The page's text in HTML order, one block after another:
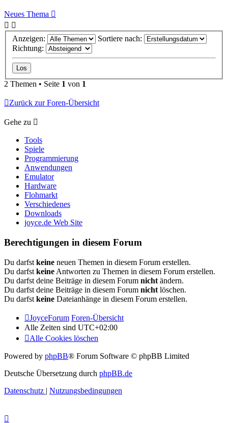
Neues Thema
Anzeigen:
Sortiere nach:
Richtung:
2 Themen • Seite 1 von 1
Zurück zur Foren-Übersicht
Gehe zu
Tools
Spiele
Programmierung
Anwendungen
Emulator
Hardware
Flohmarkt
Verschiedenes
Downloads
joyce.de Web Site
Berechtigungen in diesem Forum
Du darfst keine neuen Themen in diesem Forum erstellen.
Du darfst keine Antworten zu Themen in diesem Forum erstellen.
Du darfst deine Beiträge in diesem Forum nicht ändern.
Du darfst deine Beiträge in diesem Forum nicht löschen.
Du darfst keine Dateianhänge in diesem Forum erstellen.
JoyceForum Foren-Übersicht
Alle Zeiten sind UTC+02:00
Alle Cookies löschen
Powered by phpBB® Forum Software © phpBB Limited
Deutsche Übersetzung durch phpBB.de
Datenschutz | Nutzungsbedingungen